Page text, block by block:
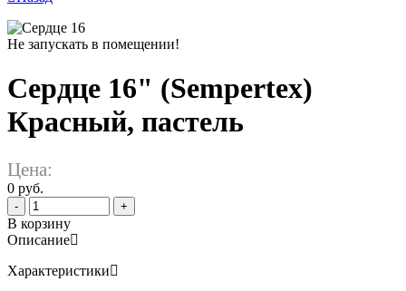
Не запускать в помещении!
Сердце 16" (Sempertex)
Красный, пастель
Цена:
0 руб.
- +
В корзину
Описание
Характеристики